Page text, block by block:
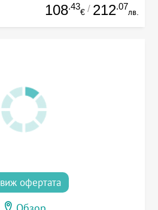
108.43
€ / 212.07
лв.
виж офертата